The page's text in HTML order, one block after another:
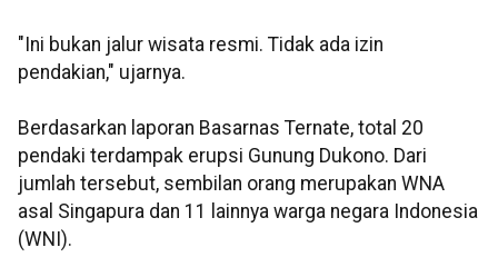
"Ini bukan jalur wisata resmi. Tidak ada izin
pendakian," ujarnya.
Berdasarkan laporan Basarnas Ternate, total 20
pendaki terdampak erupsi Gunung Dukono. Dari
jumlah tersebut, sembilan orang merupakan WNA
asal Singapura dan 11 lainnya warga negara Indonesia
(WNI).